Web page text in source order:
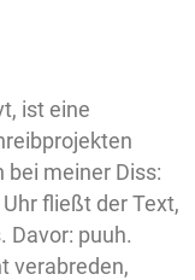
ist eine
bei meiner Diss:
fließt der Text,
Davor: puuh.
verabreden,